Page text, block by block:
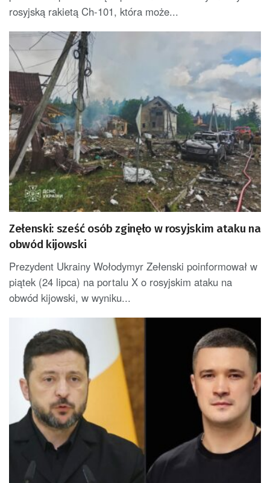
rosyjską rakietą Ch-101, która może...
Zełenski: sześć osób zginęło w rosyjskim ataku na
obwód kijowski
Prezydent Ukrainy Wołodymyr Zełenski poinformował w
piątek (24 lipca) na portalu X o rosyjskim ataku na
obwód kijowski, w wyniku...